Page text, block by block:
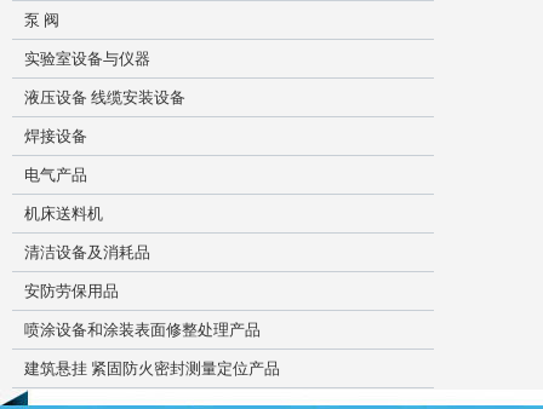
泵 阀
实验室设备与仪器
液压设备 线缆安装设备
焊接设备
电气产品
机床送料机
清洁设备及消耗品
安防劳保用品
喷涂设备和涂装表面修整处理产品
建筑悬挂 紧固防火密封测量定位产品